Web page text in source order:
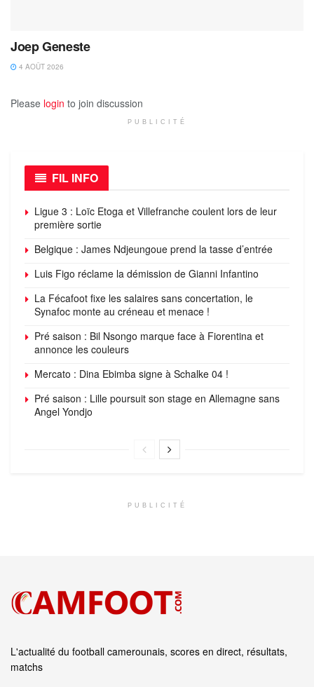
Joep Geneste
4 AOÛT 2026
Please login to join discussion
PUBLICITÉ
FIL INFO
Ligue 3 : Loïc Etoga et Villefranche coulent lors de leur
première sortie
Belgique : James Ndjeungoue prend la tasse d’entrée
Luis Figo réclame la démission de Gianni Infantino
La Fécafoot fixe les salaires sans concertation, le
Synafoc monte au créneau et menace !
Pré saison : Bil Nsongo marque face à Fiorentina et
annonce les couleurs
Mercato : Dina Ebimba signe à Schalke 04 !
Pré saison : Lille poursuit son stage en Allemagne sans
Angel Yondjo
PUBLICITÉ
L'actualité du football camerounais, scores en direct, résultats,
matchs